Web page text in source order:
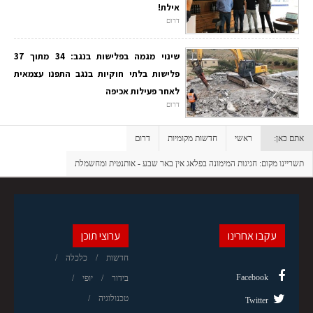
אילת!
דרום
שינוי מגמה בפלישות בנגב: 34 מתוך 37
פלישות בלתי חוקיות בנגב התפנו עצמאית
לאחר פעילות אכיפה
דרום
אתם כאן: ראשי חדשות מקומיות דרום
תשריינו מקום: חגיגות המימונה בפלאג אין באר שבע - אותנטית ומחשמלת
ערוצי תוכן
חדשות כלכלה
בידור יופי
טכנולוגיה
עקבו אחרינו
Facebook
Twitter